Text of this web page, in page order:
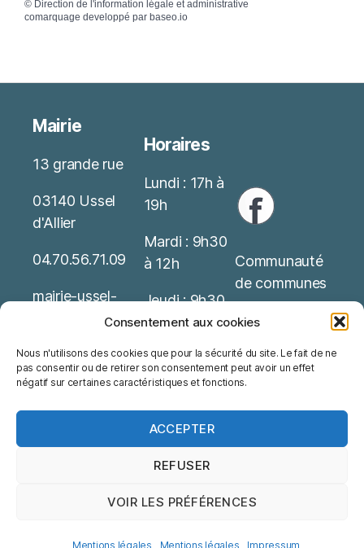
Consentement aux cookies
Nous n'utilisons des cookies que pour la sécurité du site. Le fait de ne
pas consentir ou de retirer son consentement peut avoir un effet
négatif sur certaines caractéristiques et fonctions.
ACCEPTER
REFUSER
VOIR LES PRÉFÉRENCES
Mentions légales Mentions légales Impressum
© Direction de l'information légale et administrative
comarquage developpé par baseo.io
Mairie
13 grande rue
03140 Ussel
d'Allier
04.70.56.71.09
mairie-ussel-
allier(at)wanado
Mentions
Horaires
Lundi : 17h à
19h
Mardi : 9h30
à 12h
Jeudi : 9h30
à 12h
Possibilité de
rendez-vous
Communauté
de communes
Service Public
Office de
tourisme
Ussel d'Allier